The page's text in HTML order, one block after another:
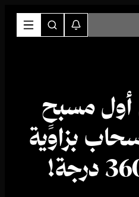
مسبحٍ
بزاوية